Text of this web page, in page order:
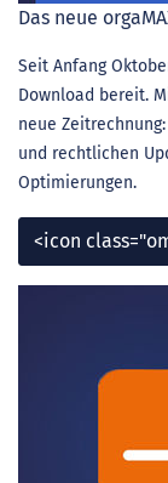
Das neue
Seit Anfang
Download bereit.
neue
und rechtlichen
Optimierungen.
<icon